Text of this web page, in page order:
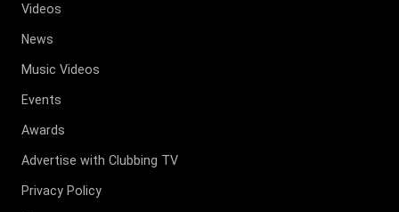
Videos
News
Music Videos
Events
Awards
Advertise with Clubbing TV
Privacy Policy